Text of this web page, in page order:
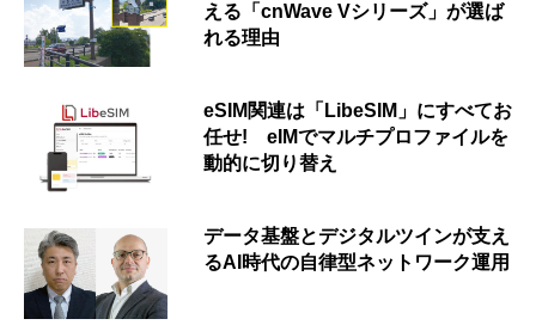
える「cnWave Vシリーズ」が選ば
れる理由
eSIM関連は「LibeSIM」にすべてお
任せ! eIMでマルチプロファイルを
動的に切り替え
データ基盤とデジタルツインが支え
るAI時代の自律型ネットワーク運用